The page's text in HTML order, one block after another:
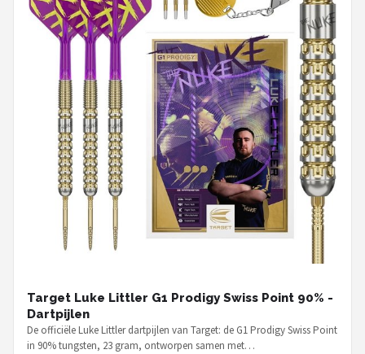
Target Luke Littler G1 Prodigy Swiss Point 90% -
Dartpijlen
De officiële Luke Littler dartpijlen van Target: de G1 Prodigy Swiss Point
in 90% tungsten, 23 gram, ontworpen samen met…